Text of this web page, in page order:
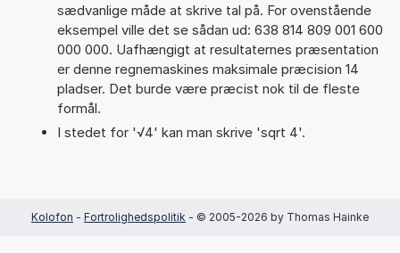
sædvanlige måde at skrive tal på. For ovenstående
eksempel ville det se sådan ud: 638 814 809 001 600
000 000. Uafhængigt at resultaternes præsentation
er denne regnemaskines maksimale præcision 14
pladser. Det burde være præcist nok til de fleste
formål.
I stedet for '√4' kan man skrive 'sqrt 4'.
Kolofon - Fortrolighedspolitik - © 2005-2026 by Thomas Hainke